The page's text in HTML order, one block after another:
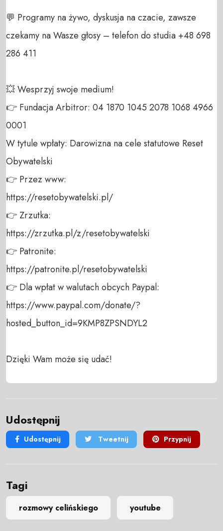
💬 Programy na żywo, dyskusja na czacie, zawsze
czekamy na Wasze głosy – telefon do studia +48 698
286 411
💥 Wesprzyj swoje medium!
👉 Fundacja Arbitror: 04 1870 1045 2078 1068 4966
0001
W tytule wpłaty: Darowizna na cele statutowe Reset
Obywatelski
👉 Przez www:
https://resetobywatelski.pl/
👉 Zrzutka:
https://zrzutka.pl/z/resetobywatelski
👉 Patronite:
https://patronite.pl/resetobywatelski
👉 Dla wpłat w walutach obcych Paypal:
https://www.paypal.com/donate/?
hosted_button_id=9KMP8ZPSNDYL2
Dzięki Wam może się udać!
Udostępnij
Udostępnij Tweetnij Przypnij
Tagi
rozmowy celińskiego youtube